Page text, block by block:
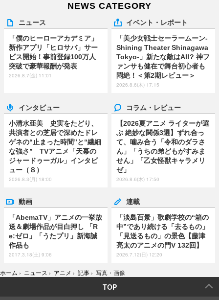
NEWS CATEGORY
ニュース
「僕のヒーローアカデミア」
新作アプリ「ヒロサバ」サー
ビス開始！事前登録100万人
突破で豪華報酬が発表
2026.8.7(金) 11:01
イベント・レポート
「美少女戦士セーラームーン-
Shining Theater Shinagawa
Tokyo-」新たな敵はAI!? 神フ
ァンサも健在で舞台初心者も
悶絶！＜第2期レビュー＞
2026.8.6(木) 17:15
インタビュー
小清水亜美 史実をたどり、
共演者との芝居で深めたドレ
ゲネの“止まった時間”と“繊細
な強さ” TVアニメ「天幕の
ジャードゥーガル」インタビ
ュー（８）
2026.8.3(月) 18:00
コラム・レビュー
【2026夏アニメ ライターが選
ぶ 絶妙な関係3選】ずれ合っ
て、噛み合う「令和のダラさ
ん」「うちの弟どもがすみま
せん」「乙女怪獣キャラメリ
ゼ」
2026.8.6(木) 17:50
動画
「AbemaTV」アニメの一挙放
送＆劇場作品が目白押し 「R
e:ゼロ」「うたプリ」新海誠
作品も
2017.3.18(土) 9:06
連載
「淡島百景」歌劇学校の“箱の
中”であり続ける「去るもの」
「見送るもの」の景色【藤津
亮太のアニメの門V 132回】
2026.7.12(日) 12:20
ホーム › ニュース › アニメ › 記事 › 写真・画像
TOP